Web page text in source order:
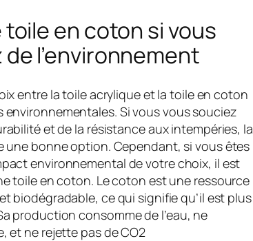
en coton si vous
l’environnement
entre la toile acrylique et la toile en coton
Si vous vous souciez
et de la résistance aux intempéries, la
une bonne option. Cependant, si vous êtes
environnemental de votre choix, il est
toile en coton. Le coton est une ressource
biodégradable, ce qui signifie qu’il est plus
production consomme de l’eau, ne
et ne rejette pas de CO2